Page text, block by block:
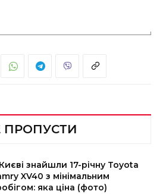
ПРОПУСТИ
знайшли 17-річну Toyota
XV40 з мінімальним
яка ціна (фото)